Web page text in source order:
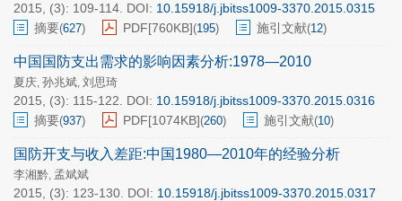
2015, (3): 109-114. DOI: 10.15918/j.jbitss1009-3370.2015.0315
摘要(627) PDF[760KB](195) 施引文献(12)
中国国防支出需求的影响因素分析:1978—2010
夏庆, 孙兆斌, 刘思琦
2015, (3): 115-122. DOI: 10.15918/j.jbitss1009-3370.2015.0316
摘要(937) PDF[1074KB](260) 施引文献(10)
国防开支与收入差距:中国1980—2010年的经验分析
李湘黔, 孟斌斌
2015, (3): 123-130. DOI: 10.15918/j.jbitss1009-3370.2015.0317